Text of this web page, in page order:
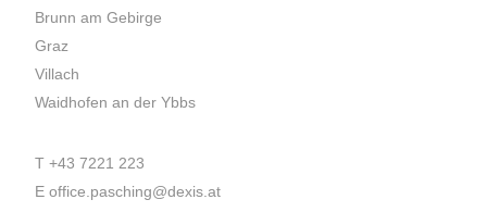
Brunn am Gebirge
Graz
Villach
Waidhofen an der Ybbs
T +43 7221 223
E office.pasching@dexis.at